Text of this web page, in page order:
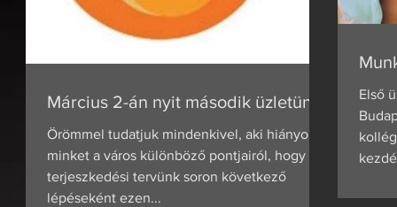
Március 2-án nyit második üzletünk!
Örömmel tudatjuk mindenkivel, aki hiányol
minket a város különböző pontjairól, hogy
terjeszkedési tervünk soron következő
lépéseként ezen...
Első